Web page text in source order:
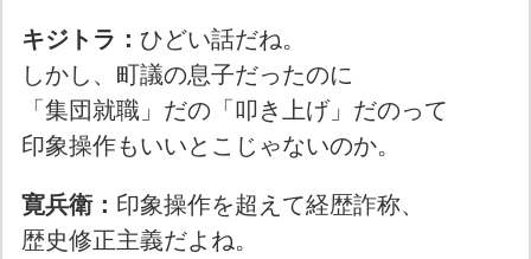
キジトラ： ひどい話だね。
しかし、町議の息子だったのに
「集団就職」だの「叩き上げ」だのって
印象操作もいいとこじゃないのか。
寛兵衛： 印象操作を超えて経歴詐称、
歴史修正主義だよね。